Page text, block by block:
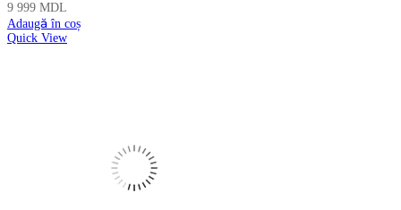
9 999 MDL
Adaugă în coș
Quick View